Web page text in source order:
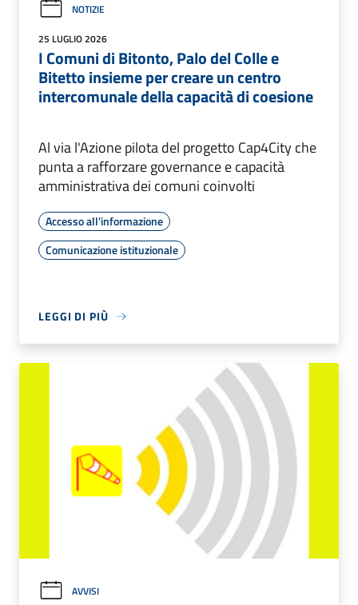
NOTIZIE
25 LUGLIO 2026
I Comuni di Bitonto, Palo del Colle e
Bitetto insieme per creare un centro
intercomunale della capacità di coesione
Al via l'Azione pilota del progetto Cap4City che
punta a rafforzare governance e capacità
amministrativa dei comuni coinvolti
Accesso all'informazione
Comunicazione istituzionale
LEGGI DI PIÙ
AVVISI